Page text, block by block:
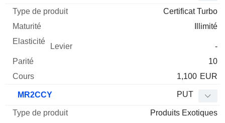
Certificat Turbo
Illimité
-
10
1,100 EUR
MR2CCY PUT
Produits Exotiques